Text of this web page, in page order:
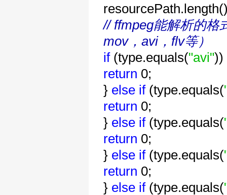
// ffmpeg能解析的格
mov，avi，flv等）
if(type.equals("avi"))
return 0;
} else if(type.equals(
return 0;
} else if(type.equals(
return 0;
} else if(type.equals(
return 0;
} else if(type.equals(